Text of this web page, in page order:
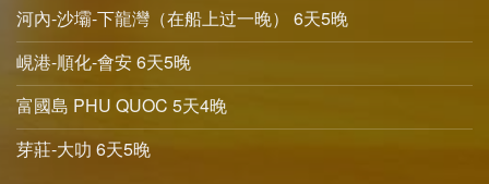
河內-沙壩-下龍灣（在船上过一晚） 6天5晚
峴港-順化-會安 6天5晚
富國島 PHU QUOC 5天4晚
芽莊-大叻 6天5晚